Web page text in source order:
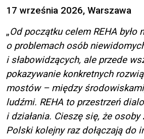
17 września 2026, Warszawa
„Od początku celem REHA
o problemach osób
i słabowidzących, ale przede
pokazywanie konkretnych
mostów – między
ludźmi. REHA to przestrzeń
i działania. Cieszę się, że
Polski kolejny raz dołączają do